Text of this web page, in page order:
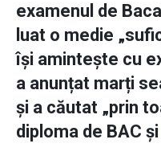
examenul de
luat o medie
își amintește cu
a anunțat marți
și a căutat „prin
diploma de BAC